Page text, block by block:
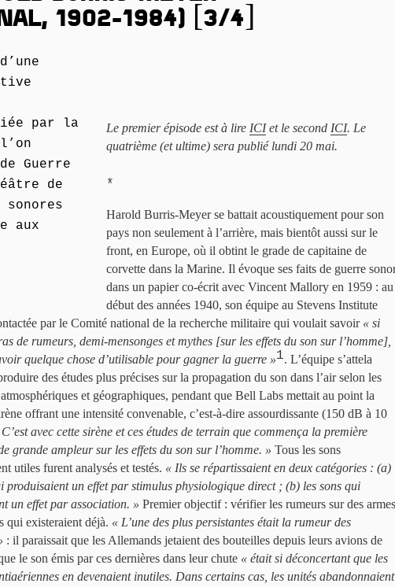
1902-1984) [3/4]
par la
Guerre
de
aux
Le premier épisode est à lire ICIet le second ICI. Le
quatrième (et ultime) sera publié lundi 20 mai.
*
Harold Burris-Meyer se battait acoustiquement pour son
pays non seulement à l’arrière, mais bientôt aussi sur le
front, en Europe, où il obtint le grade de capitaine de
corvette dans la Marine. Il évoque ses faits de guerre
dans un papier co-écrit avec Vincent Mallory en 1959 : au
début des années 1940, son équipe au Stevens Institute
par le Comité national de la recherche militaire qui voulait savoir « si
de rumeurs, demi-mensonges et mythes [sur les effets du son sur l’homme],
quelque chose d’utilisable pour gagner la guerre »1. L’équipe s’attela
des études plus précises sur la propagation du son dans l’air selon les
et géographiques, pendant que Bell Labs mettait au point la
offrant une intensité convenable, c’est-à-dire assourdissante (150 dB à 10
avec cette sirène et ces études de terrain que commença la première
grande ampleur sur les effets du son sur l’homme. » Tous les sons
utiles furent analysés et testés. « Ils se répartissaient en deux catégories : (a)
produisaient un effet par stimulus physiologique direct ; (b) les sons qui
un effet par association. » Premier objectif : vérifier les rumeurs sur des armes
qui existeraient déjà. « L’une des plus persistantes était la rumeur des
: il paraissait que les Allemands jetaient des bouteilles depuis leurs avions de
le son émis par ces dernières dans leur chute « était si déconcertant que les
en devenaient inutiles. Dans certains cas, les unités abandonnaient